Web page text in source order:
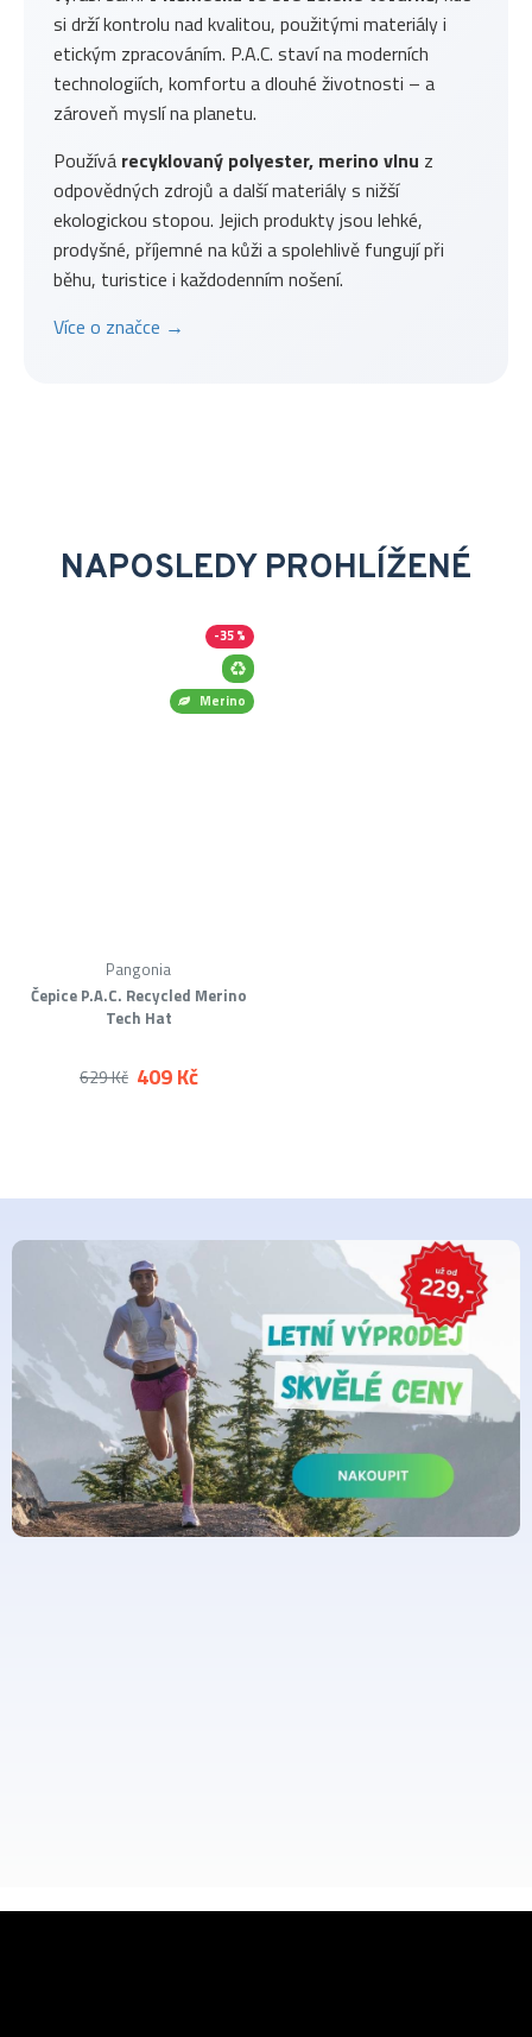
si drží kontrolu nad kvalitou, použitými materiály i
etickým zpracováním. P.A.C. staví na moderních
technologiích, komfortu a dlouhé životnosti – a
zároveň myslí na planetu.
Používá recyklovaný polyester, merino vlnu z
odpovědných zdrojů a další materiály s nižší
ekologickou stopou. Jejich produkty jsou lehké,
prodyšné, příjemné na kůži a spolehlivě fungují při
běhu, turistice i každodenním nošení.
Více o značce →
NAPOSLEDY PROHLÍŽENÉ
Merino
-35 %
Čepice P.A.C. Recycled Merino
Tech Hat
Pangonia
409 Kč
629 Kč